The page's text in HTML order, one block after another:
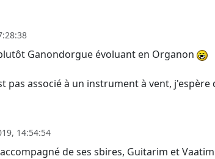
Ganondorgue évoluant en Organon
pas associé à un instrument à vent,
14:54:54
de ses sbires, Guitarim et